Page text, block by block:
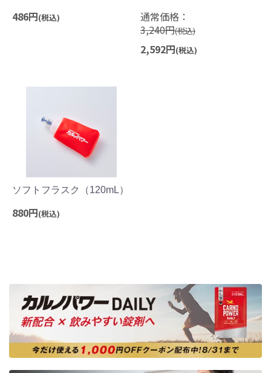
486円(税込)
通常価格：
3,240円(税込)
2,592円(税込)
ソフトフラスク（120mL）
880円(税込)